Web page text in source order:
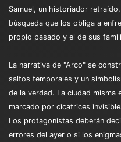
Samuel, un historiador
búsqueda que los obliga a
propio pasado y el de sus
La narrativa de "Arco" se
saltos temporales y un
de la verdad. La ciudad misma
marcado por cicatrices
Los protagonistas deberán
errores del ayer o si los